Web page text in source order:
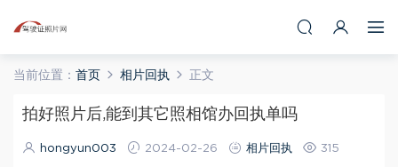
当前位置： 首页 相片回执 正文
拍好照片后,能到其它照相馆办回执单吗
hongyun003 2024-02-26 相片回执 315